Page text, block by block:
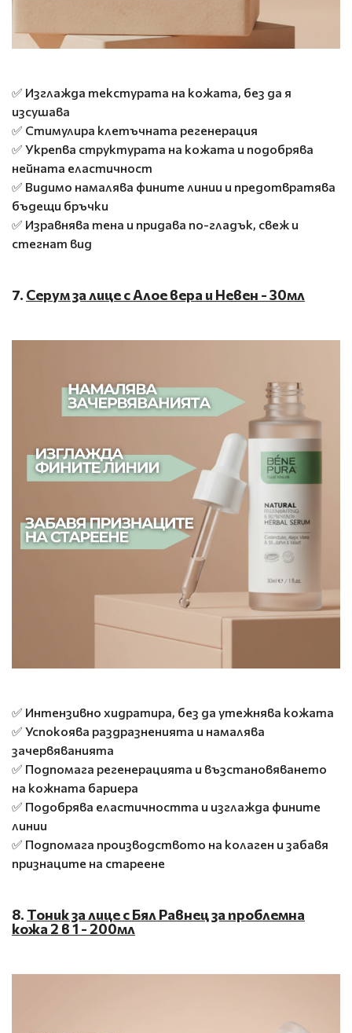
✅ Изглажда текстурата на кожата, без да я
изсушава
✅ Стимулира клетъчната регенерация
✅ Укрепва структурата на кожата и подобрява
нейната еластичност
✅ Видимо намалява фините линии и предотвратява
бъдещи бръчки
✅ Изравнява тена и придава по-гладък, свеж и
стегнат вид
7. Серум за лице с Алое вера и Невен - 30мл
✅ Интензивно хидратира, без да утежнява кожата
✅ Успокоява раздразненията и намалява
зачервяванията
✅ Подпомага регенерацията и възстановяването
на кожната бариера
✅ Подобрява еластичността и изглажда фините
линии
✅ Подпомага производството на колаген и забавя
признаците на стареене
8. Тоник за лице с Бял Равнец за проблемна
кожа 2 в 1 - 200мл